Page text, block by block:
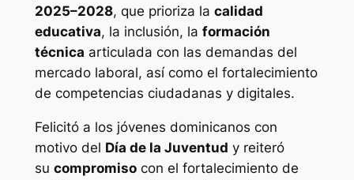
2025–2028, que prioriza la calidad
educativa, la inclusión, la formación
técnica articulada con las demandas del
mercado laboral, así como el fortalecimiento
de competencias ciudadanas y digitales.
Felicitó a los jóvenes dominicanos con
motivo del Día de la Juventud y reiteró
su compromisocon el fortalecimiento de